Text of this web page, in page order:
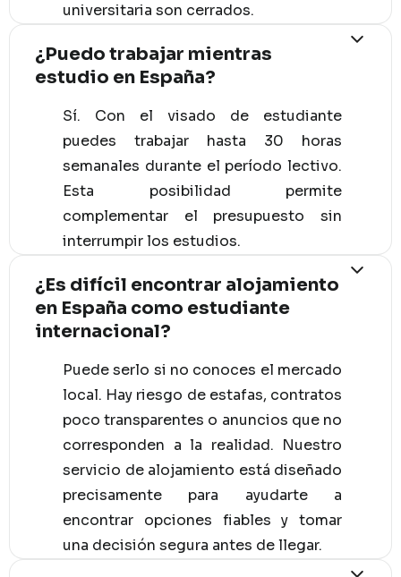
universitaria son cerrados.
¿Puedo trabajar mientras
estudio en España?
Sí. Con el visado de estudiante
puedes trabajar hasta 30 horas
semanales durante el período lectivo.
Esta posibilidad permite
complementar el presupuesto sin
interrumpir los estudios.
¿Es difícil encontrar alojamiento
en España como estudiante
internacional?
Puede serlo si no conoces el mercado
local. Hay riesgo de estafas, contratos
poco transparentes o anuncios que no
corresponden a la realidad. Nuestro
servicio de alojamiento está diseñado
precisamente para ayudarte a
encontrar opciones fiables y tomar
una decisión segura antes de llegar.